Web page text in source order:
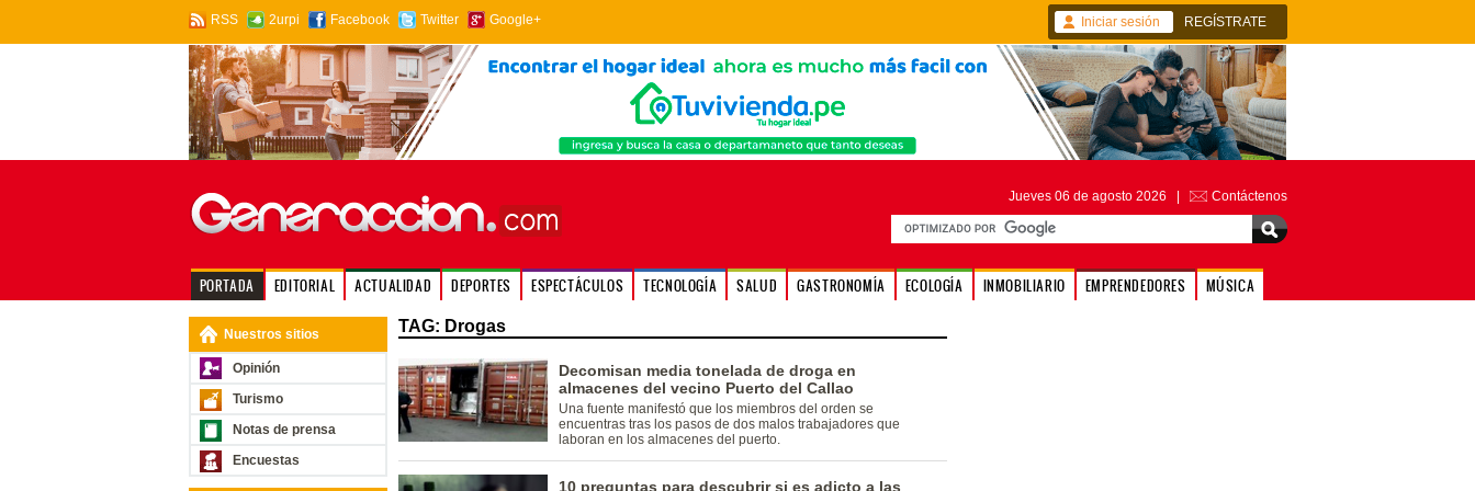
RSS 2urpi Facebook Twitter Google+ Iniciar sesión REGÍSTRATE
Jueves 06 de agosto 2026 | Contáctenos
PORTADA EDITORIAL ACTUALIDAD DEPORTES ESPECTÁCULOS TECNOLOGÍA SALUD GASTRONOMÍA ECOLOGÍA INMOBILIARIO EMPRENDEDORES MÚSICA
Nuestros sitios
Opinión
Turismo
Notas de prensa
Encuestas
TAG: Drogas
Decomisan media tonelada de droga en
almacenes del vecino Puerto del Callao
Una fuente manifestó que los miembros del orden se
encuentras tras los pasos de dos malos trabajadores que
laboran en los almacenes del puerto.
10 preguntas para descubrir si es adicto a las